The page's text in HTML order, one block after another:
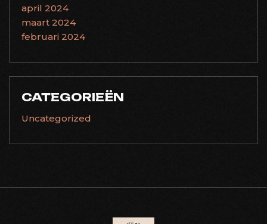
april 2024
maart 2024
februari 2024
CATEGORIEËN
Uncategorized